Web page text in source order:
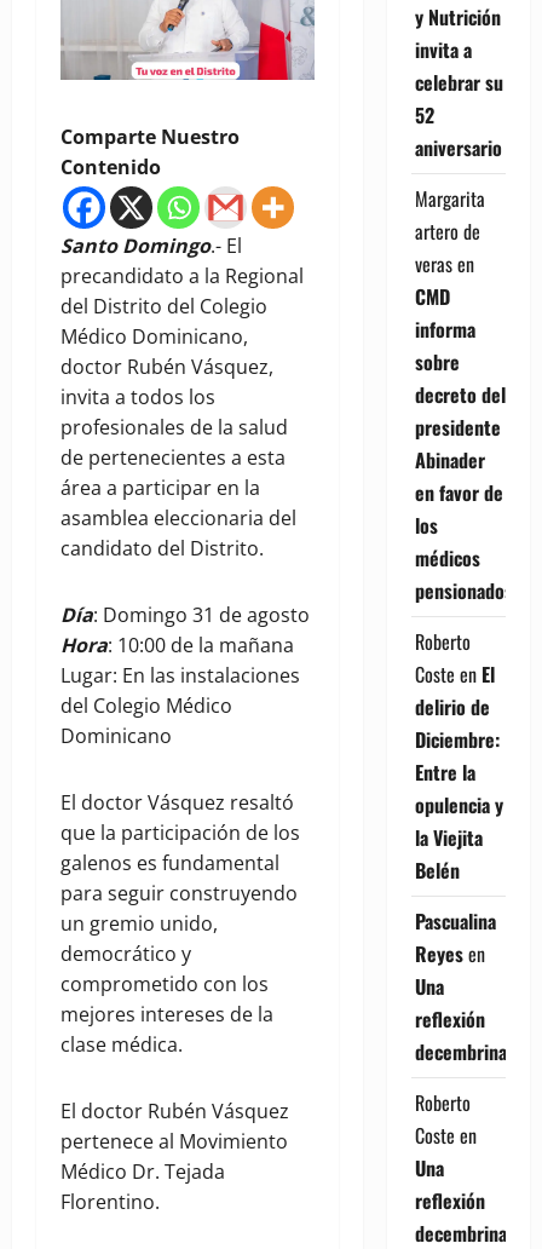
Comparte Nuestro
Contenido
Santo Domingo.- El
precandidato a la Regional
del Distrito del Colegio
Médico Dominicano,
doctor Rubén Vásquez,
invita a todos los
profesionales de la salud
de pertenecientes a esta
área a participar en la
asamblea eleccionaria del
candidato del Distrito.
Día: Domingo 31 de agosto
Hora: 10:00 de la mañana
Lugar: En las instalaciones
del Colegio Médico
Dominicano
El doctor Vásquez resaltó
que la participación de los
galenos es fundamental
para seguir construyendo
un gremio unido,
democrático y
comprometido con los
mejores intereses de la
clase médica.
El doctor Rubén Vásquez
pertenece al Movimiento
Médico Dr. Tejada
Florentino.
y Nutrición
invita a
celebrar su
52
aniversario
Margarita
artero de
verasen
CMD
informa
sobre
decreto del
presidente
Abinader
en favor de
los
médicos
pensionados
Roberto
Coste en El
delirio de
Diciembre:
Entre la
opulencia y
la Viejita
Belén
Pascualina
Reyesen
Una
reflexión
decembrina
Roberto
Coste en
Una
reflexión
decembrina